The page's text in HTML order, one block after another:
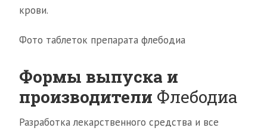
крови.
Фото таблеток препарата флебодиа
Формы выпуска и
производители Флебодиа
Разработка лекарственного средства и все